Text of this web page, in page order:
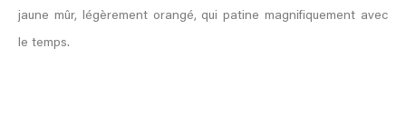
jaune mûr, légèrement orangé, qui patine magnifiquement avec
le temps.